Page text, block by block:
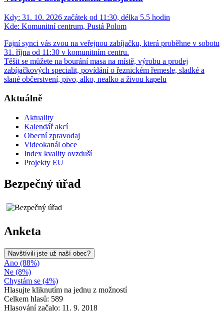
Kdy: 31. 10. 2026 začátek od 11:30, délka 5.5 hodin
Kde: Komunitní centrum, Pustá Polom
Fajní synci vás zvou na veřejnou zabíjačku, která proběhne v sobotu
31. října od 11:30 v komunitním centru.
Těšit se můžete na bourání masa na místě, výrobu a prodej
zabíjačkových specialit, povídání o řeznickém řemesle, sladké a
slané občerstvení, pivo, alko, nealko a živou kapelu
Aktuálně
Aktuality
Kalendář akcí
Obecní zpravodaj
Videokanál obce
Index kvality ovzduší
Projekty EU
Bezpečný úřad
Anketa
Navštívili jste už naší obec?
Ano (88%)
Ne (8%)
Chystám se (4%)
Hlasujte kliknutím na jednu z možností
Celkem hlasů: 589
Hlasování začalo: 11. 9. 2018